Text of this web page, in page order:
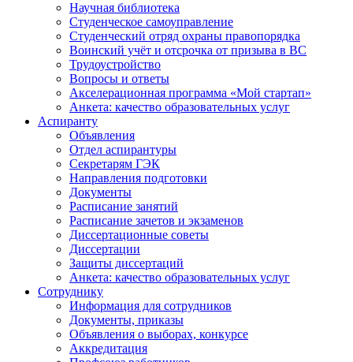
Научная библиотека
Студенческое самоуправление
Студенческий отряд охраны правопорядка
Воинский учёт и отсрочка от призыва в ВС
Трудоустройство
Вопросы и ответы
Акселерационная программа «Мой стартап»
Анкета: качество образовательных услуг
Аспиранту
Объявления
Отдел аспирантуры
Секретарям ГЭК
Направления подготовки
Документы
Расписание занятий
Расписание зачетов и экзаменов
Диссертационные советы
Диссертации
Защиты диссертаций
Анкета: качество образовательных услуг
Сотруднику
Информация для сотрудников
Документы, приказы
Объявления о выборах, конкурсе
Аккредитация